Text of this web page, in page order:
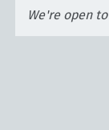
We're open